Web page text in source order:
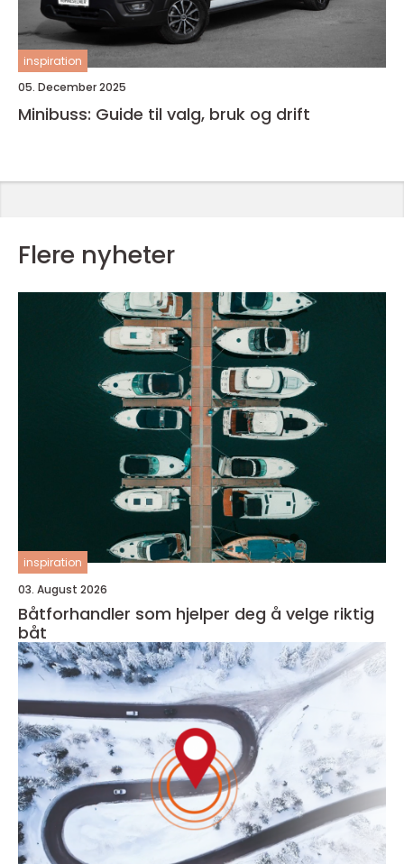
inspiration
05. December 2025
Minibuss: Guide til valg, bruk og drift
Flere nyheter
inspiration
03. August 2026
Båtforhandler som hjelper deg å velge riktig
båt